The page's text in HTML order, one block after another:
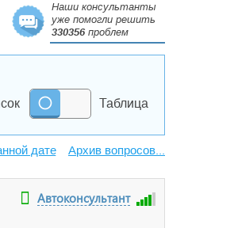
Наши консультанты
уже помогли решить
330356проблем
Таблица
Архив вопросов...
Автоконсультант